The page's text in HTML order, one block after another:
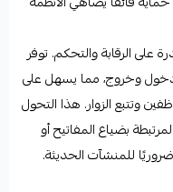
على الرقابة والتحكم. توفر
دخول وخروج، مما يسهل على
وتتبع الزوار. هذا التحول
بضياع المفاتيح أو
للمنشآت الحديثة.